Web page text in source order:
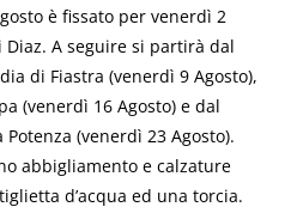
è fissato per venerdì 2
A seguire si partirà dal
di Fiastra (venerdì 9 Agosto),
(venerdì 16 Agosto) e dal
(venerdì 23 Agosto).
abbigliamento e calzature
d’acqua ed una torcia.